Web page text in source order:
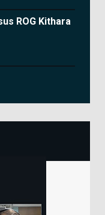
ROG Kithara